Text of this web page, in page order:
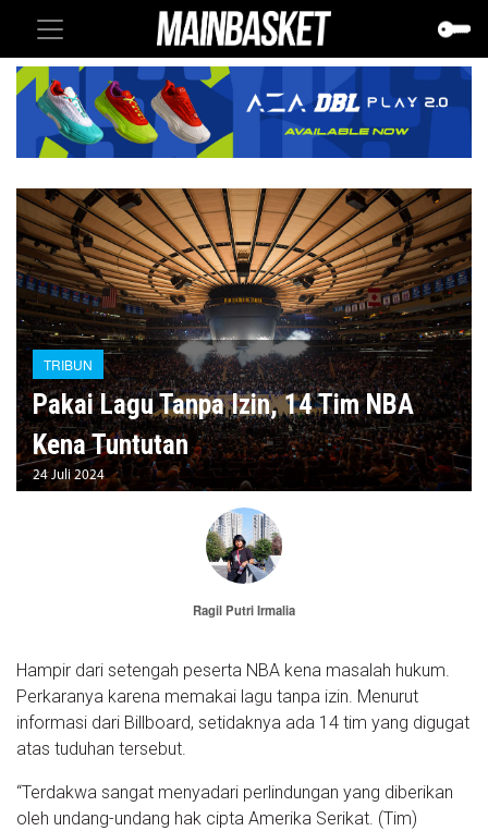
TRIBUN
Pakai Lagu Tanpa Izin, 14 Tim NBA
Kena Tuntutan
24 Juli 2024
Ragil Putri Irmalia
Hampir dari setengah peserta NBA kena masalah hukum.
Perkaranya karena memakai lagu tanpa izin. Menurut
informasi dari Billboard, setidaknya ada 14 tim yang digugat
atas tuduhan tersebut.
“Terdakwa sangat menyadari perlindungan yang diberikan
oleh undang-undang hak cipta Amerika Serikat. (Tim)